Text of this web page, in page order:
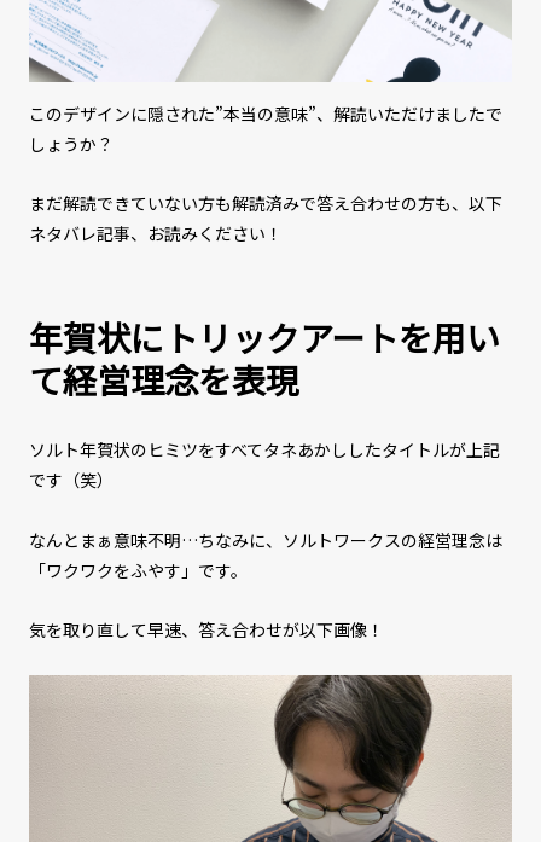
このデザインに隠された”本当の意味”、解読いただけましたで
しょうか？
まだ解読できていない方も解読済みで答え合わせの方も、以下
ネタバレ記事、お読みください！
年賀状にトリックアートを用い
て経営理念を表現
ソルト年賀状のヒミツをすべてタネあかししたタイトルが上記
です（笑）
なんとまぁ意味不明…ちなみに、ソルトワークスの経営理念は
「ワクワクをふやす」です。
気を取り直して早速、答え合わせが以下画像！